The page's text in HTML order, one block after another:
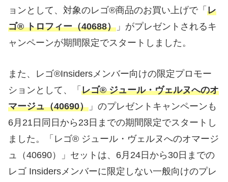
ョンとして、対象のレゴ®商品のお買い上げで「 レ
ゴ® トロフィー（40688） 」がプレゼントされるキ
ャンペーンが期間限定でスタートしました。
また、レゴ®Insidersメンバー向けの限定プロモー
ションとして、「 レゴ® ジュール・ヴェルヌへのオ
マージュ（40690） 」のプレゼントキャンペーンも
6月21日同日から23日までの期間限定でスタートし
ました。「レゴ® ジュール・ヴェルヌへのオマージ
ュ（40690）」セットは、6月24日から30日までの
レゴ Insidersメンバーに限定しない一般向けのプレ